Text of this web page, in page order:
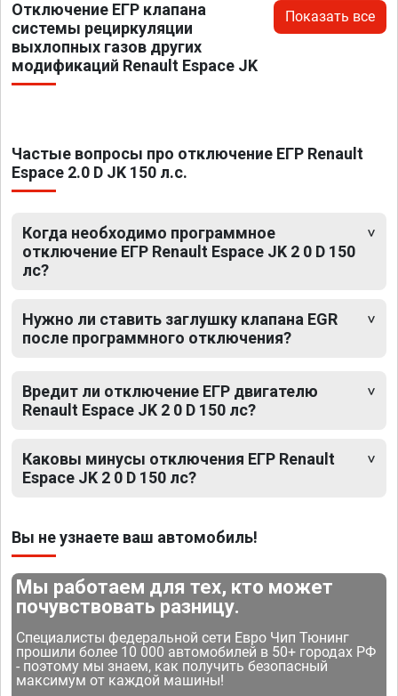
Отключение ЕГР клапана
системы рециркуляции
выхлопных газов других
модификаций Renault Espace JK
Показать все
Частые вопросы про отключение ЕГР Renault
Espace 2.0 D JK 150 л.с.
Когда необходимо программное
отключение ЕГР Renault Espace JK 2 0 D 150
лс?
Нужно ли ставить заглушку клапана EGR
после программного отключения?
Вредит ли отключение ЕГР двигателю
Renault Espace JK 2 0 D 150 лс?
Каковы минусы отключения ЕГР Renault
Espace JK 2 0 D 150 лс?
Вы не узнаете ваш автомобиль!
Мы работаем для тех, кто может
почувствовать разницу.
Специалисты федеральной сети Евро Чип Тюнинг
прошили более 10 000 автомобилей в 50+ городах РФ
- поэтому мы знаем, как получить безопасный
максимум от каждой машины!